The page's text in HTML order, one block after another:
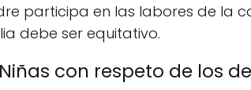
participa en las labores de la
debe ser equitativo.
con respeto de los